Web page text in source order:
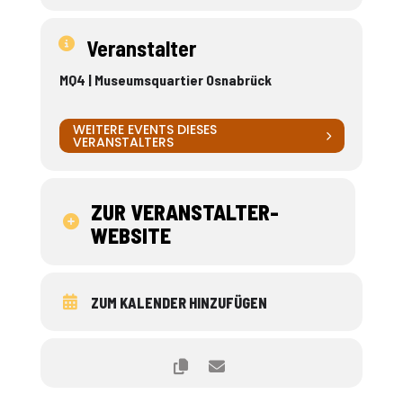
Veranstalter
MQ4 | Museumsquartier Osnabrück
WEITERE EVENTS DIESES
VERANSTALTERS
ZUR VERANSTALTER-
WEBSITE
ZUM KALENDER HINZUFÜGEN